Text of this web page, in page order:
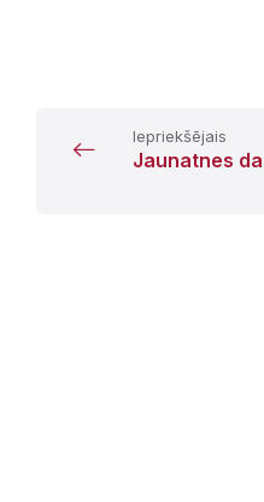
Iepriekšējais
Jaunatnes